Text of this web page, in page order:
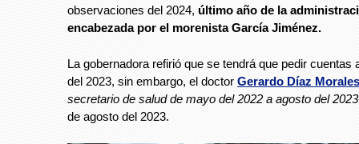
observaciones del 2024, último año de la
encabezada por el morenista García Jiménez.
La gobernadora refirió que se tendrá que pedir cuentas
del 2023, sin embargo, el doctor Gerardo Díaz Morales
secretario de salud de mayo del 2022 a agosto del 2023
de agosto del 2023.